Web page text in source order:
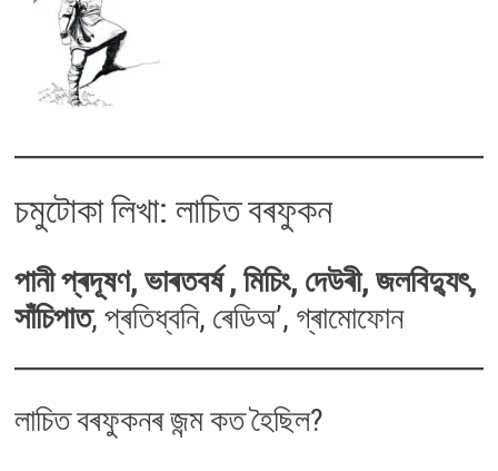
চমুটোকা লিখা: লাচিত বৰফুকন
পানী প্ৰদূষণ, ভাৰতবৰ্ষ , মিচিং, দেউৰী, জলবিদ্যুৎ,
সাঁচিপাত, প্ৰতিধ্বনি, ৰেডিঅ’, গ্ৰামোফোন
লাচিত বৰফুকনৰ জন্ম কত হৈছিল?